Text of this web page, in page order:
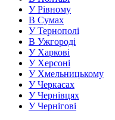
У Рівному
В Сумах
У Тернополі
В Ужгороді
У Харкові
У Херсоні
У Хмельницькому
У Черкасах
У Чернівцях
У Чернігові